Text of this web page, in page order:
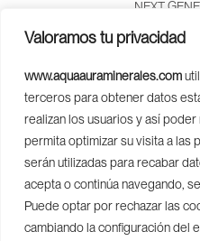
Valoramos tu privacidad
www.aquaauraminerales.com
terceros para obtener datos
realizan los usuarios y así
permita optimizar su visita a las
serán utilizadas para recabar
acepta o continúa navegando,
Puede optar por rechazar las
cambiando la configuración del
a
m
-
NEXT
Financiado por la Unión
Financiado por la Unión
Sin embargo, los puntos de
expresadas son
reflejan necesariamente los